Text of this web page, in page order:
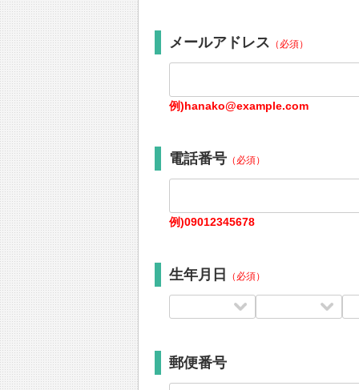
メールアドレス （必須）
例)hanako@example.com
電話番号 （必須）
例)09012345678
生年月日 （必須）
郵便番号